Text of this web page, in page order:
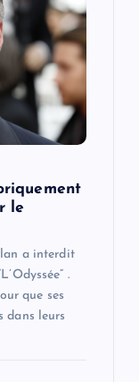
le
a interdit
.
que ses
dans leurs